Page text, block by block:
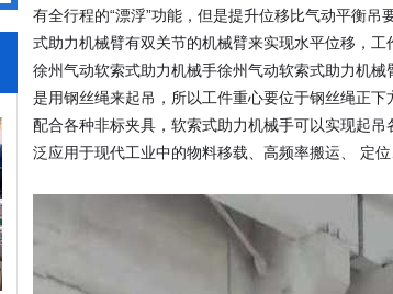
1
有全行程的“漂浮”功能，但是提升位移比气动平衡
式助力机械臂有双关节的机械臂来实现水平位移，
徐州气动软索式助力机械手徐州气动软索式助力机
是用钢丝绳来起吊，所以工件重心要位于钢丝绳正
配合各种非标夹具，软索式助力机械手可以实现起
泛应用于现代工业中的物料移载、高频率搬运、 定